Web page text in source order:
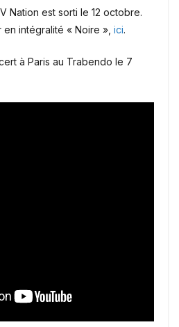
Nation est sorti le 12 octobre.
intégralité « Noire », ici.
à Paris au Trabendo le 7